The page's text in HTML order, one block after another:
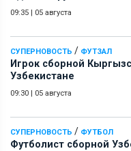
09:35 | 05 августа
СУПЕРНОВОСТЬ / ФУТЗАЛ
Игрок сборной
Узбекистане
09:30 | 05 августа
СУПЕРНОВОСТЬ / ФУТБОЛ
Футболист сборной